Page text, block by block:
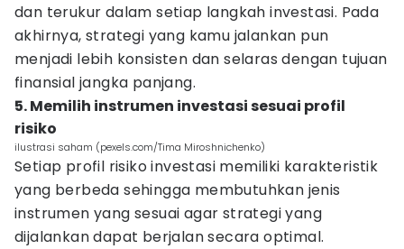
dan terukur dalam setiap langkah investasi. Pada
akhirnya, strategi yang kamu jalankan pun
menjadi lebih konsisten dan selaras dengan tujuan
finansial jangka panjang.
5. Memilih instrumen investasi sesuai profil
risiko
ilustrasi saham (pexels.com/Tima Miroshnichenko)
Setiap profil risiko investasi memiliki karakteristik
yang berbeda sehingga membutuhkan jenis
instrumen yang sesuai agar strategi yang
dijalankan dapat berjalan secara optimal.